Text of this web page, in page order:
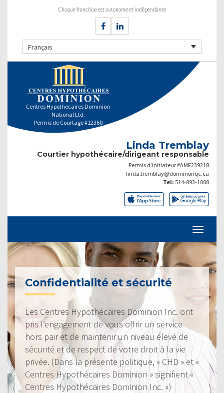
Chaque franchise est autonome et indépendante
Français
Centres Hypothecaires Dominion
National Ltd.
Permis de Courtage #12360
Linda Tremblay
Courtier hypothécaire/dirigeant responsable
Permis d’initiateur #AMF239218
linda.tremblay@dominionqc.ca
Tel: 514-893-1008
Confidentialité et sécurité
Les Centres Hypothécaires Dominion Inc. ont
pris l’engagement de vous offrir un service
hors pair et de maintenir un niveau élevé de
sécurité et de respect de votre droit à la vie
privée. (Dans la présente politique, « CHD » et «
Centres Hypothécaires Dominion » signifient «
Centres Hypothécaires Dominion Inc. »)